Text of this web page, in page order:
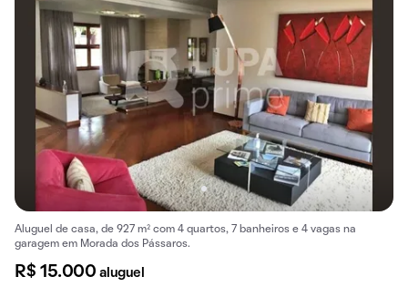
Aluguel de casa, de 927 m² com 4 quartos, 7 banheiros e 4 vagas na
garagem em Morada dos Pássaros.
R$ 15.000aluguel